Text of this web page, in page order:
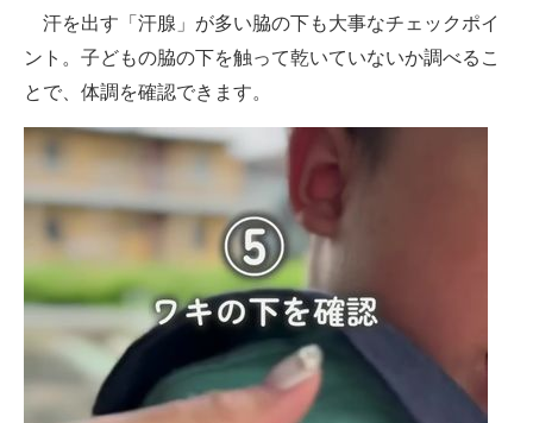
汗を出す「汗腺」が多い脇の下も大事なチェックポイ
ント。子どもの脇の下を触って乾いていないか調べるこ
とで、体調を確認できます。